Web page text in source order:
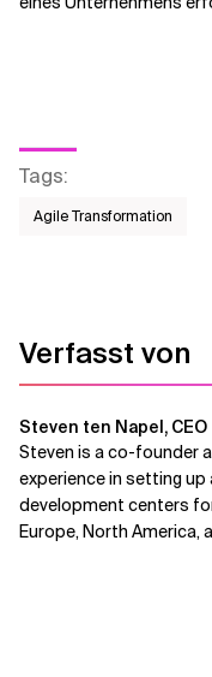
Tags:
Agile Transformation
Verfasst von
Steven ten Napel, CEO
Steven is a co-founder
experience in setting
development centers
Europe, North America,